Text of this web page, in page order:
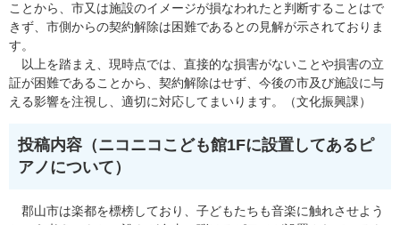
ことから、市又は施設のイメージが損なわれたと判断することはで
きず、市側からの契約解除は困難であるとの見解が示されておりま
す。
以上を踏まえ、現時点では、直接的な損害がないことや損害の立
証が困難であることから、契約解除はせず、今後の市及び施設に与
える影響を注視し、適切に対応してまいります。（文化振興課）
投稿内容（ニコニコこども館1Fに設置してあるピ
アノについて）
郡山市は楽都を標榜しており、子どもたちも音楽に触れさせよう